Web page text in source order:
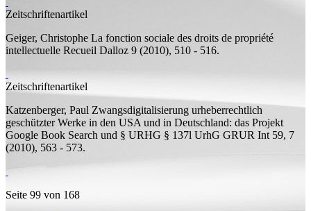
Zeitschriftenartikel
Geiger, Christophe La fonction sociale des droits de propriété
intellectuelle Recueil Dalloz 9 (2010), 510 - 516.
Zeitschriftenartikel
Katzenberger, Paul Zwangsdigitalisierung urheberrechtlich
geschützter Werke in den USA und in Deutschland: das Projekt
Google Book Search und § URHG § 137l UrhG GRUR Int 59, 7
(2010), 563 - 573.
Seite 99 von 168